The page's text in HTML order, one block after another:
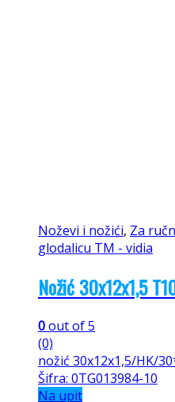
Noževi i nožići, Za
glodalicu TM - vidia
Nožić 30x12x1,5
0out of 5
(0)
nožić 30x12x1,5/HK/
Šifra: 0TG013984-10
Na upit